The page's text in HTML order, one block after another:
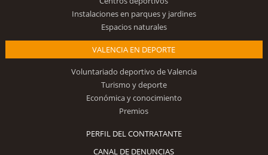
Instalaciones en parques y jardines
Espacios naturales
VALENCIA EN DEPORTE
Voluntariado deportivo de Valencia
Turismo y deporte
Económica y conocimiento
Premios
PERFIL DEL CONTRATANTE
CANAL DE DENUNCIAS